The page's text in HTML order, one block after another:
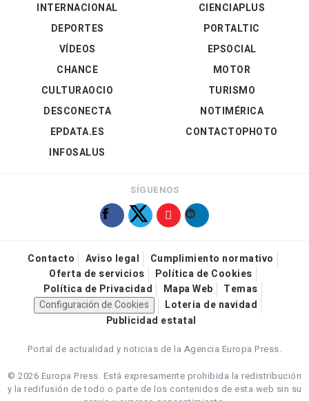
INTERNACIONAL
DEPORTES
VÍDEOS
CIENCIAPLUS
PORTALTIC
EPSOCIAL
CHANCE
CULTURAOCIO
DESCONECTA
EPDATA.ES
INFOSALUS
MOTOR
TURISMO
NOTIMÉRICA
CONTACTOPHOTO
SÍGUENOS
Contacto Aviso legal
Cumplimiento normativo
Oferta de servicios
Política de Cookies
Política de Privacidad
Mapa Web
Temas
Configuración de Cookies
Loteria de navidad
Publicidad estatal
Portal de actualidad y noticias de la Agencia Europa Press.
© 2026 Europa Press. Está expresamente prohibida la redistribución
y la redifusión de todo o parte de los contenidos de esta web sin su